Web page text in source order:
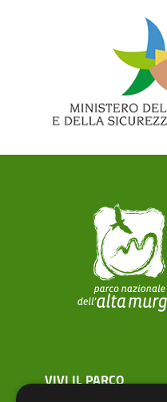
menu top footer
VIVI IL PARCO